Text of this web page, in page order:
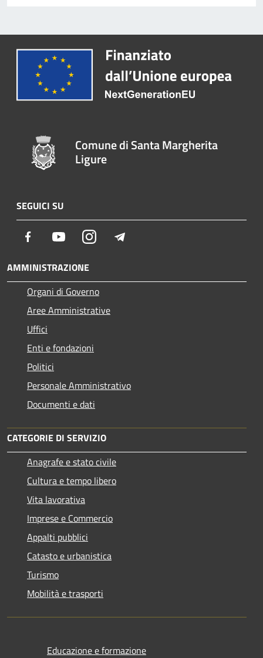
Comune di Santa Margherita
Ligure
SEGUICI SU
Facebook YoutubeInstagram
AMMINISTRAZIONE
Organi di Governo
Aree Amministrative
Uffici
Enti e fondazioni
Politici
Personale Amministrativo
Documenti e dati
CATEGORIE DI SERVIZIO
Anagrafe e stato civile
Cultura e tempo libero
Vita lavorativa
Imprese e Commercio
Appalti pubblici
Catasto e urbanistica
Turismo
Mobilità e trasporti
Educazione e formazione